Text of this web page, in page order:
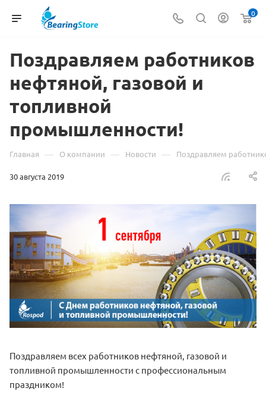
0
Поздравляем работников
нефтяной, газовой и
топливной
промышленности!
Главная — О компании — Новости — Поздравляем
30 августа 2019
Поздравляем всех работников нефтяной, газовой и
топливной промышленности с профессиональным
праздником!